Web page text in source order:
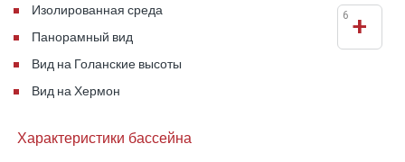
Изолированная среда
Панорамный вид
Вид на Голанские высоты
Вид на Хермон
+
6
Характеристики бассейна